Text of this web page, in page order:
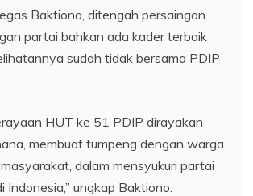
Baktiono, ditengah persaingan
partai bahkan ada kader terbaik
sudah tidak bersama PDIP
HUT ke 51 PDIP dirayakan
membuat tumpeng dengan warga
dalam mensyukuri partai
ungkap Baktiono.